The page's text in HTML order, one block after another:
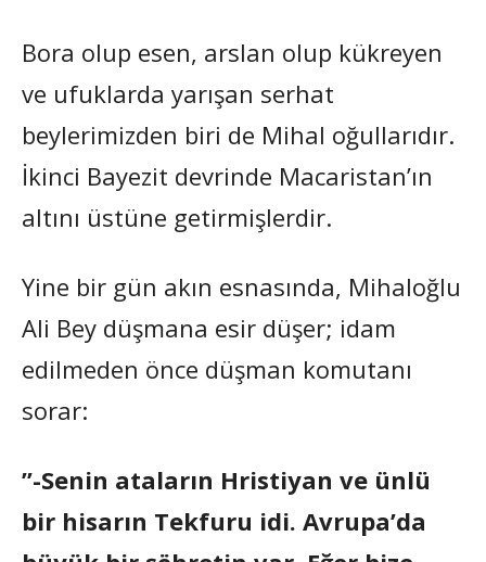
Bora olup esen, arslan olup kükreyen
ve ufuklarda yarışan serhat
beylerimizden biri de Mihal oğullarıdır.
İkinci Bayezit devrinde Macaristan’ın
altını üstüne getirmişlerdir.
Yine bir gün akın esnasında, Mihaloğlu
Ali Bey düşmana esir düşer; idam
edilmeden önce düşman komutanı
sorar:
”-Senin ataların Hristiyan ve ünlü
bir hisarın Tekfuru idi. Avrupa’da